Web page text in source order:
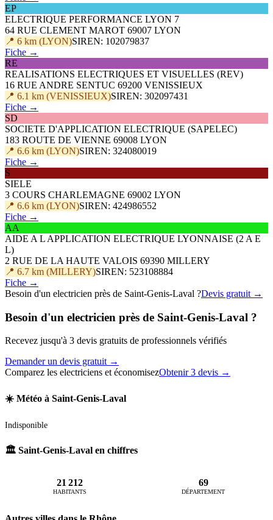
EP
ELECTRIQUE PERFORMANCE LYON 7
64 RUE CLEMENT MAROT 69007 LYON
📍 6 km (LYON)SIREN: 102079837
Fiche →
RE
REALISATIONS ELECTRIQUES ET VISUELLES (REV)
16 RUE ANDRE SENTUC 69200 VENISSIEUX
📍 6.1 km (VENISSIEUX)SIREN: 302097431
Fiche →
SD
SOCIETE D'APPLICATION ELECTRIQUE (SAPELEC)
183 ROUTE DE VIENNE 69008 LYON
📍 6.6 km (LYON)SIREN: 324080019
Fiche →
S
SIELE
3 COURS CHARLEMAGNE 69002 LYON
📍 6.6 km (LYON)SIREN: 424986552
Fiche →
AA
AIDE A L APPLICATION ELECTRIQUE LYONNAISE (2 A E
L)
2 RUE DE LA HAUTE VALOIS 69390 MILLERY
📍 6.7 km (MILLERY)SIREN: 523108884
Fiche →
Besoin d'un electricien près de Saint-Genis-Laval ?Devis gratuit →
Besoin d'un electricien près de Saint-Genis-Laval ?
Recevez jusqu'à 3 devis gratuits de professionnels vérifiés
Demander un devis gratuit →
Comparez les electriciens et économisezObtenir 3 devis →
☀️ Météo à Saint-Genis-Laval
Indisponible
🏛️ Saint-Genis-Laval en chiffres
21 212
HABITANTS
69
DÉPARTEMENT